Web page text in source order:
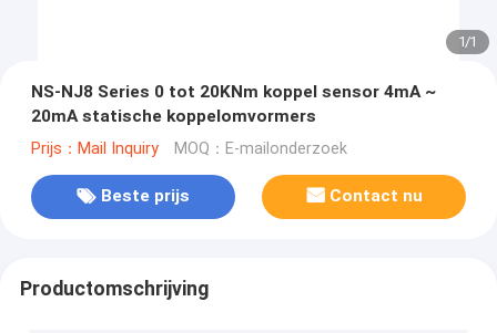
1/1
NS-NJ8 Series 0 tot 20KNm koppel sensor 4mA ~
20mA statische koppelomvormers
Prijs：Mail Inquiry MOQ：E-mailonderzoek
Beste prijs Contact nu
Productomschrijving